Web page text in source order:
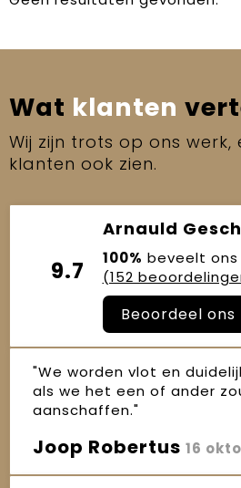
Wat klanten
Wij zijn trots op ons
klanten ook zien.
9.7
Arnauld
100% beveelt ons
(152
Beoordeel ons
"We worden vlot en
als we het een of ander
aanschaffen."
Joop Robertus 16